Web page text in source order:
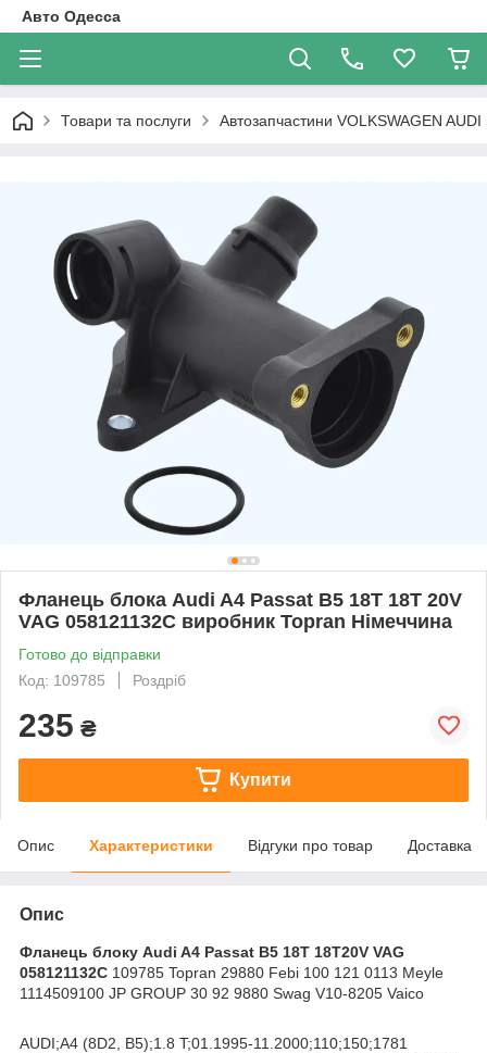
Авто Одесса
Товари та послуги Автозапчастини VOLKSWAGEN AUDI
Фланець блока Audi A4 Passat B5 18T 18T 20V
VAG 058121132C виробник Topran Німеччина
Готово до відправки
Код: 109785
Роздріб
235 ₴
Купити
Опис Характеристики Відгуки про товар Доставка
Опис
Фланець блоку Audi A4 Passat B5 18T 18T20V VAG
058121132C 109785 Topran 29880 Febi 100 121 0113 Meyle
1114509100 JP GROUP 30 92 9880 Swag V10-8205 Vaico
AUDI;A4 (8D2, B5);1.8 T;01.1995-11.2000;110;150;1781